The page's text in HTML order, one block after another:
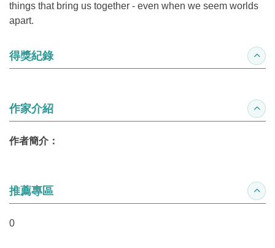
things that bring us together - even when we seem worlds
apart.
得獎紀錄 收合
作家介紹 收合
作者簡介：
推薦專區 收合
0